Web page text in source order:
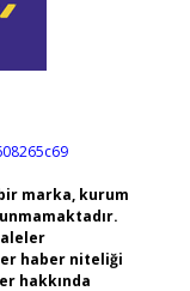
marka, kurum
haber niteliği
hakkında